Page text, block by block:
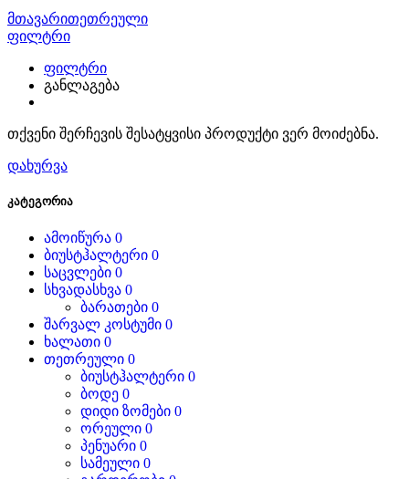
მთავარითეთრეული
ფილტრი
ფილტრი
განლაგება
თქვენი შერჩევის შესატყვისი პროდუქტი ვერ მოიძებნა.
დახურვა
კატეგორია
ამოიწურა 0
ბიუსტჰალტერი 0
საცვლები 0
სხვადასხვა 0
ბარათები 0
შარვალ კოსტუმი 0
ხალათი 0
თეთრეული 0
ბიუსტჰალტერი 0
ბოდე 0
დიდი ზომები 0
ორეული 0
პენუარი 0
სამეული 0